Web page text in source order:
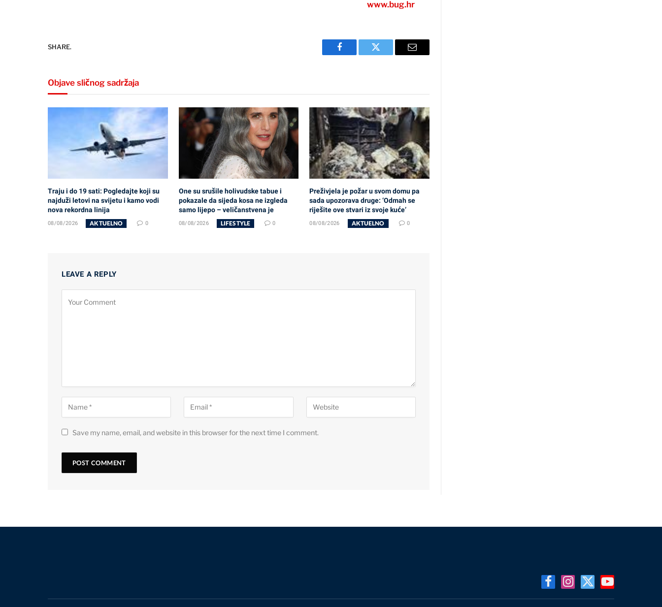
www.bug.hr
SHARE.
Facebook Twitter Email
Objave sličnog sadržaja
Traju i do 19 sati: Pogledajte koji su
najduži letovi na svijetu i kamo vodi
nova rekordna linija
08/08/2026 AKTUELNO 0
One su srušile holivudske tabue i
pokazale da sijeda kosa ne izgleda
samo lijepo – veličanstvena je
08/08/2026 LIFESTYLE 0
Preživjela je požar u svom domu pa
sada upozorava druge: ‘Odmah se
riješite ove stvari iz svoje kuće’
08/08/2026 AKTUELNO 0
LEAVE A REPLY
Save my name, email, and website in this browser for the next time I comment.
FacebookInstagram
X
YouTube